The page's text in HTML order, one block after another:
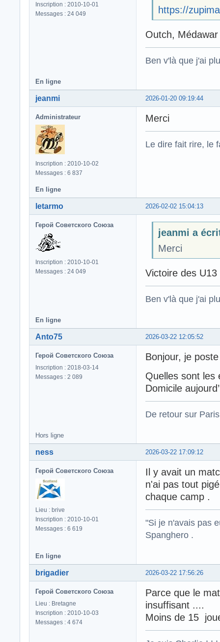
Inscription : 2010-10-01
Messages : 24 049
https://
Outch,
Ben v'là que j'ai
En ligne
2026-01-20 09:19:44
jeanmi
Administrateur
Inscription : 2010-10-02
Messages : 6 837
Merci
Le dire fait rire, le
En ligne
2026-02-02 15:04:13
letarmo
Герой Советского Союза
Inscription : 2010-10-01
Messages : 24 049
jeanmi a
Merci
Victoire des
Ben v'là que j'ai
En ligne
2026-03-22 12:05:52
Anto75
Герой Советского Союза
Inscription : 2018-03-14
Messages : 2 089
Bonjour, je
Quelles sont les
Domicile
De retour sur Paris
Hors ligne
2026-03-22 17:09:12
ness
Герой Советского Союза
Lieu : brive
Inscription : 2010-10-01
Messages : 6 619
Il y avait un
n'ai pas tout
chaque camp .
"Si je n'avais pas
Spanghero .
En ligne
2026-03-22 17:56:26
brigadier
Герой Советского Союза
Lieu : Bretagne
Inscription : 2010-10-03
Messages : 4 674
Parce que le
insuffisant ....
Moins de 15